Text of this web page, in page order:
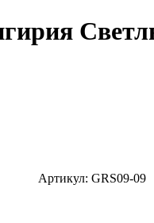
Артикул: GRS09-09